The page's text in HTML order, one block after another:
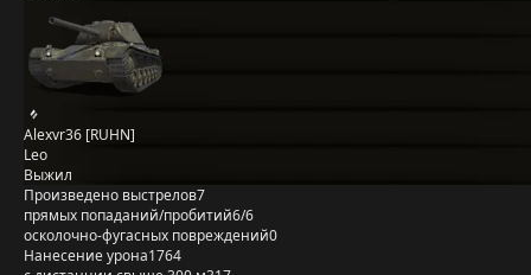
Alexvr36 [RUHN]
Leo
Выжил
Произведено выстрелов7
прямых попаданий/пробитий6/6
осколочно-фугасных повреждений0
Нанесение урона1764